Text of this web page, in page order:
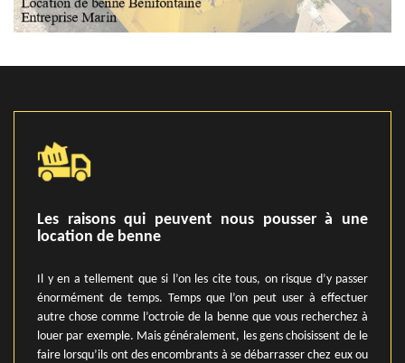
Les raisons qui peuvent nous pousser à une
location de benne
Il y en a tellement que si l’on les cite tous, on risque d’y passer
énormément de temps. Temps que l’on peut user à effectuer
autre chose comme l’octroie de la benne que vous recherchez à
louer par exemple. Mais généralement, les gens choisissent de le
faire lorsqu’ils ont des encombrants à se débarrasser chez eux ou